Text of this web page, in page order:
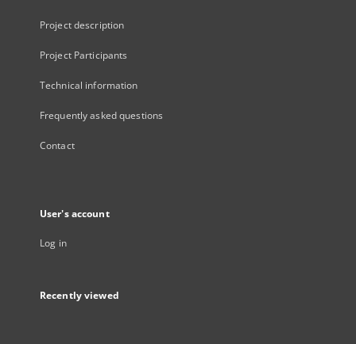
Project description
Project Participants
Technical information
Frequently asked questions
Contact
User's account
Log in
Recently viewed